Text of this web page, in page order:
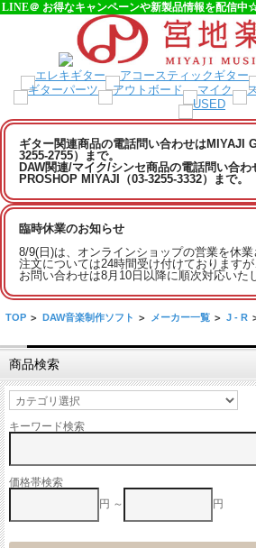
LINE＠ お得なキャンペーンや新製品情報を配信中
ギター関連商品の電話問い合わせはMIYAJI
3255-2755）まで。
DAW関連/マイク/シンセ商品の電話問い合わ
PROSHOP MIYAJI（03-3255-3332）まで。
臨時休業のお知らせ
8/9(日)は、オンラインショップの営業を休業
注文については24時間受け付けております
お問い合わせは8月10日以降に順次対応いた
TOP > DAW音楽制作ソフト > メーカー一覧 > J - R
商品検索
キーワード検索
価格帯検索
円 ～
円